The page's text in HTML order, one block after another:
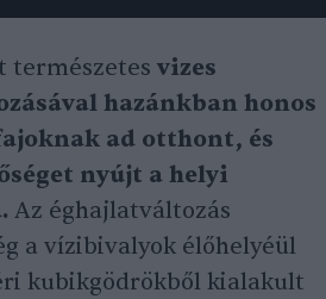
természetes vizes
hazánkban honos
ad otthont, és
nyújt a helyi
Az éghajlatváltozás
a vízibivalyok élőhelyéül
kubikgödrökből kialakult